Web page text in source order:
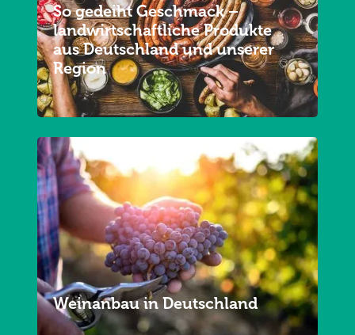
So gedeiht Geschmack –
landwirtschaftliche Produkte
aus Deutschland und unserer
Region
Weinanbau in Deutschland